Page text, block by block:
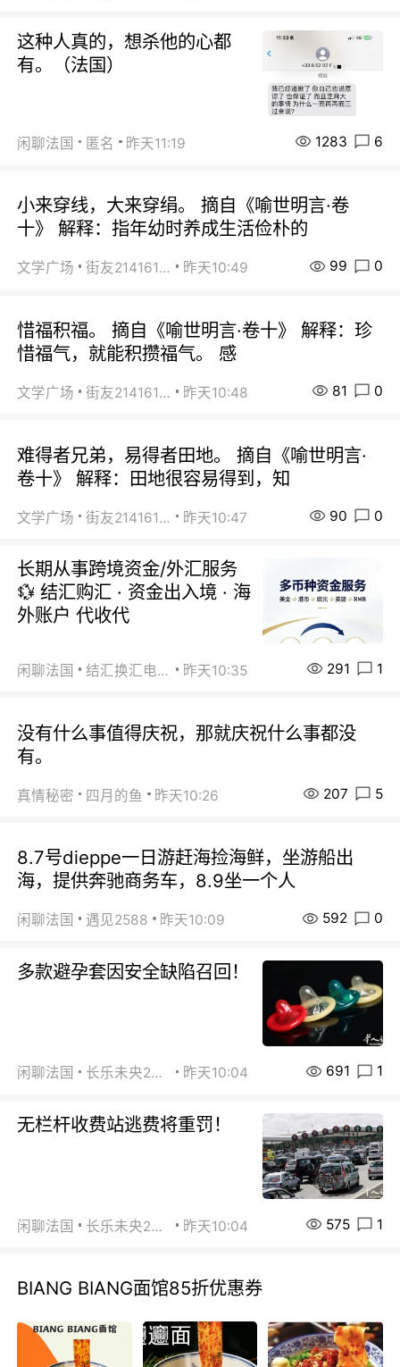
这种人真的，想杀他的心都
有。（法国）
闲聊法国 匿名 昨天11:19 1283 6
小来穿线，大来穿绢。 摘自《喻世明言·卷
十》 解释：指年幼时养成生活俭朴的
文学广场 街友21416156 昨天10:49 99 0
惜福积福。 摘自《喻世明言·卷十》 解释：珍
惜福气，就能积攒福气。 感
文学广场 街友21416156 昨天10:48 81 0
难得者兄弟，易得者田地。 摘自《喻世明言·
卷十》 解释：田地很容易得到，知
文学广场 街友21416156 昨天10:47 90 0
长期从事跨境资金/外汇服务
💱 结汇购汇 · 资金出入境 · 海
外账户 代收代
闲聊法国 结汇换汇电汇 昨天10:35 291 1
没有什么事值得庆祝，那就庆祝什么事都没
有。
真情秘密 四月的鱼 昨天10:26 207 5
8.7号dieppe一日游赶海捡海鲜，坐游船出
海，提供奔驰商务车，8.9坐一个人
闲聊法国 遇见2588 昨天10:09 592 0
多款避孕套因安全缺陷召回！
闲聊法国 长乐未央2015 昨天10:04 691 1
无栏杆收费站逃费将重罚！
闲聊法国 长乐未央2015 昨天10:04 575 1
BIANG BIANG面馆85折优惠券